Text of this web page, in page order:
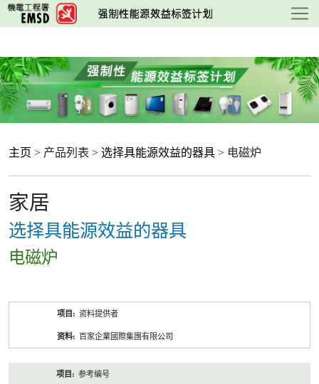
跳
至
要
内
容
主页 > 产品列表 > 选择具能源效益的器具 > 电磁炉
家居
选择具能源效益的器具
电磁炉
资料提供者
百家企業國際集團有限公司
参考编号